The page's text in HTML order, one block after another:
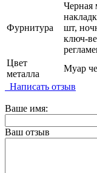
Фурнитура
Черная
шт,
ключ-
Цвет
металла
Муар
Написать отзыв
Ваше имя:
Ваш отзыв